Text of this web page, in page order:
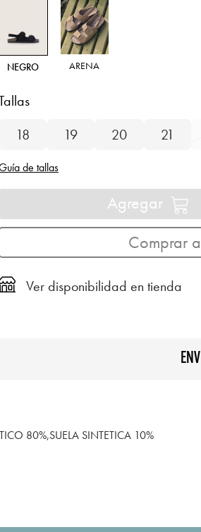
NEGRO ARENA
18
19 20 21
de tallas
Agregar
Comprar
Ver disponibilidad en tienda
80%,SUELA SINTETICA 10%